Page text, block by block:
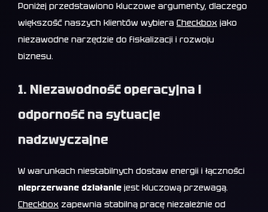
Poniżej przedstawiono kluczowe argumenty, dlaczego
większość naszych klientów wybiera Checkbox jako
niezawodne narzędzie do fiskalizacji i rozwoju
biznesu.
1. Niezawodność operacyjna i
odporność na sytuacje
nadzwyczajne
W warunkach niestabilnych dostaw energii i łączności
nieprzerwane działanie jest kluczową przewagą.
Checkbox zapewnia stabilną pracę niezależnie od